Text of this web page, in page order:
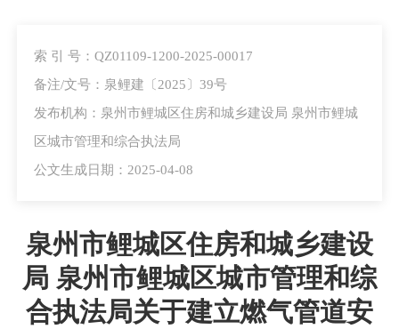
索 引 号：QZ01109-1200-2025-00017
备注/文号：泉鲤建〔2025〕39号
发布机构：泉州市鲤城区住房和城乡建设局 泉州市鲤城
区城市管理和综合执法局
公文生成日期：2025-04-08
泉州市鲤城区住房和城乡建设
局 泉州市鲤城区城市管理和综
合执法局关于建立燃气管道安